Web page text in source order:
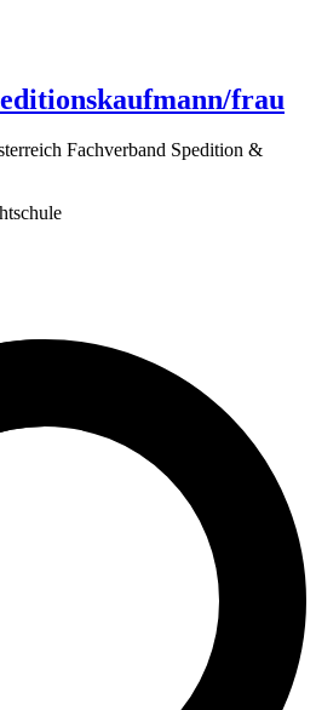
frau
Fachverband Spedition &